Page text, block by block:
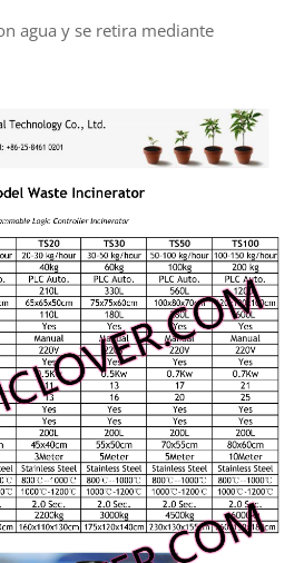
agua y se retira mediante